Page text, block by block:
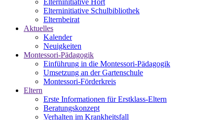
Elterninitiative Schulbibliothek
Elternbeirat
Aktuelles
Kalender
Neuigkeiten
Montessori-Pädagogik
Einführung in die Montessori-Pädagogik
Umsetzung an der Gartenschule
Montessori-Förderkreis
Eltern
Erste Informationen für Erstklass-Eltern
Beratungskonzept
Verhalten im Krankheitsfall